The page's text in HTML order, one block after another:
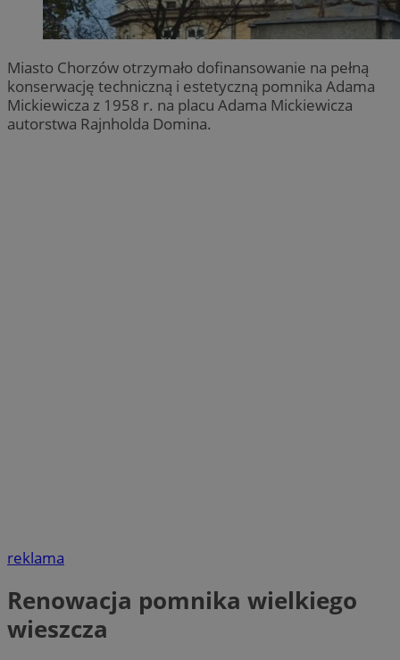
Miasto Chorzów otrzymało dofinansowanie na pełną
konserwację techniczną i estetyczną pomnika Adama
Mickiewicza z 1958 r. na placu Adama Mickiewicza
autorstwa Rajnholda Domina.
reklama
Renowacja pomnika wielkiego
wieszcza